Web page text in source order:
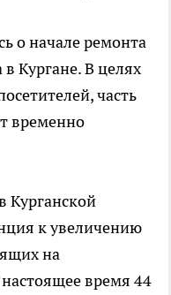
о начале ремонта
Кургане. В целях
часть
временно
Курганской
к увеличению
на
время 44